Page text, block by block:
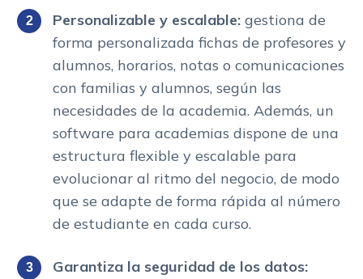
Personalizable y escalable: gestiona de
forma personalizada fichas de profesores y
alumnos, horarios, notas o comunicaciones
con familias y alumnos, según las
necesidades de la academia. Además, un
software para academias dispone de una
estructura flexible y escalable para
evolucionar al ritmo del negocio, de modo
que se adapte de forma rápida al número
de estudiante en cada curso.
Garantiza la seguridad de los datos: